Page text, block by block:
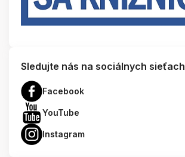
Sledujte nás na sociálnych sieťach
Facebook
YouTube
Instagram